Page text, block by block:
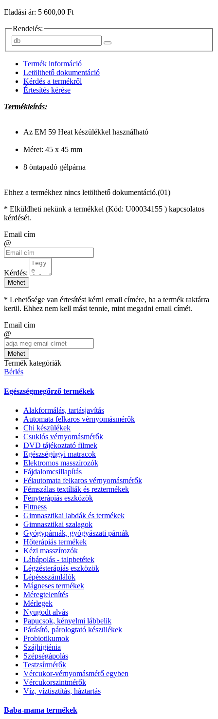
Eladási ár: 5 600,00 Ft
Rendelés:
Termék információ
Letölthető dokumentáció
Kérdés a termékről
Értesítés kérése
Termékleírás:
Az EM 59 Heat készülékkel használható
Méret: 45 x 45 mm
8 öntapadó gélpárna
Ehhez a termékhez nincs letölthető dokumentáció.(01)
* Elküldheti nekünk a termékkel (Kód: U00034155 ) kapcsolatos
kérdését.
Email cím
@
Kérdés:
Mehet
* Lehetősége van értesítést kérni email címére, ha a termék raktárra
kerül. Ehhez nem kell mást tennie, mint megadni email címét.
Email cím
@
Mehet
Termék kategóriák
Bérlés
Egészségmegőrző termékek
Alakformálás, tartásjavítás
Automata felkaros vérnyomásmérők
Chi készülékek
Csuklós vérnyomásmérők
DVD tájékoztató filmek
Egészségügyi matracok
Elektromos masszírozók
Fájdalomcsillapítás
Félautomata felkaros vérnyomásmérők
Fémszálas textíliák és reztermékek
Fényterápiás eszközök
Fittness
Gimnasztikai labdák és termékek
Gimnasztikai szalagok
Gyógypárnák, gyógyászati párnák
Hőterápiás termékek
Kézi masszírozók
Lábápolás - talpbetétek
Légzésterápiás eszközök
Lépéssszámlálók
Mágneses termékek
Méregtelenítés
Mérlegek
Nyugodt alvás
Papucsok, kényelmi lábbelik
Párásító, párologtató készülékek
Probiotikumok
Szájhigiénia
Szépségápolás
Testzsírmérők
Vércukor-vérnyomásmérő egyben
Vércukorszintmérők
Víz, víztisztítás, háztartás
Baba-mama termékek